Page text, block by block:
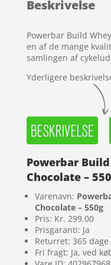
på
ømmels
er
Beskrivelse
Powerbar Build
en af de mange
samlingen af
Yderligere
Powerbar
Chocolate –
Varenavn:
Chocolate – 550g
Pris: Kr. 299.00
Prisgaranti: Ja
Returret: 365
Fri fragt: Ja, ved